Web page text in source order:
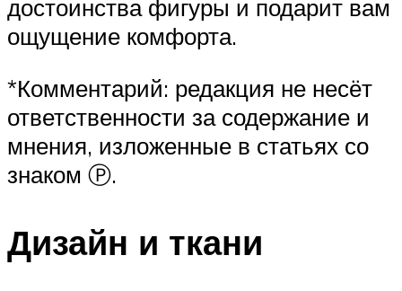
достоинства фигуры и подарит вам
ощущение комфорта.
*Комментарий: редакция не несёт
ответственности за содержание и
мнения, изложенные в статьях со
знаком Ⓟ.
Дизайн и ткани